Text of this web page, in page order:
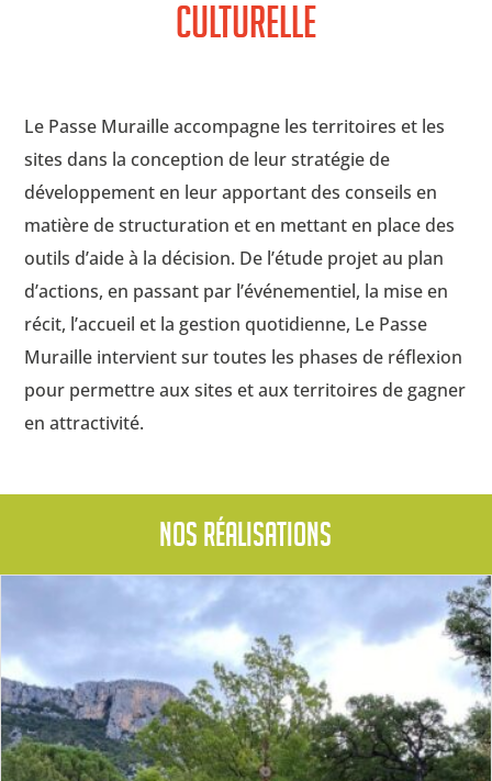
culturelle
Le Passe Muraille accompagne les territoires et les
sites dans la conception de leur stratégie de
développement en leur apportant des conseils en
matière de structuration et en mettant en place des
outils d’aide à la décision. De l’étude projet au plan
d’actions, en passant par l’événementiel, la mise en
récit, l’accueil et la gestion quotidienne, Le Passe
Muraille intervient sur toutes les phases de réflexion
pour permettre aux sites et aux territoires de gagner
en attractivité.
Nos réalisations